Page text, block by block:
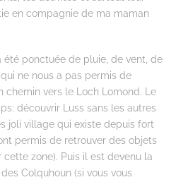
en compagnie de ma maman
été ponctuée de pluie, de vent, de
ne nous a pas permis de
chemin vers le Loch Lomond. Le
découvrir Luss sans les autres
joli village qui existe depuis fort
permis de retrouver des objets
zone). Puis il est devenu la
Colquhoun (si vous vous